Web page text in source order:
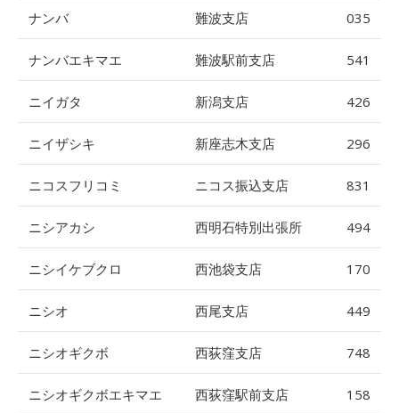
ナンバ 難波支店 035
ナンバエキマエ 難波駅前支店 541
ニイガタ 新潟支店 426
ニイザシキ 新座志木支店 296
ニコスフリコミ ニコス振込支店 831
ニシアカシ 西明石特別出張所 494
ニシイケブクロ 西池袋支店 170
ニシオ 西尾支店 449
ニシオギクボ 西荻窪支店 748
ニシオギクボエキマエ 西荻窪駅前支店 158